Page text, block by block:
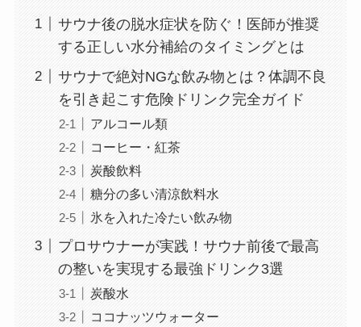
サウナ後の脱水症状を防ぐ！医師が推奨
する正しい水分補給のタイミングとは
サウナで絶対NGな飲み物とは？体調不良
を引き起こす危険ドリンク完全ガイド
アルコール類
コーヒー・紅茶
炭酸飲料
糖分の多い清涼飲料水
氷を入れた冷たい飲み物
プロサウナーが実践！サウナ前後で最高
の整いを実現する最強ドリンク3選
炭酸水
ココナッツウォーター